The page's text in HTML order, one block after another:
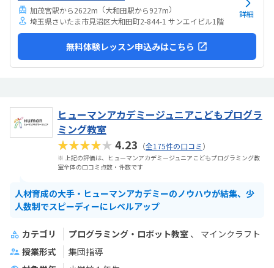
加茂宮駅から2622m （大和田駅から927m）
埼玉県さいたま市見沼区大和田町2-844-1 サンエイビル1階
詳細
無料体験レッスン申込みはこちら
ヒューマンアカデミージュニアこどもプログラ
ミング教室
★★★★★4.23 （全175件の口コミ）
※ 上記の評価は、ヒューマンアカデミージュニアこどもプログラミング教
室全体の口コミ点数・件数です
人材育成の大手・ヒューマンアカデミーのノウハウが結集、少
人数制でスピーディーにレベルアップ
カテゴリ プログラミング・ロボット教室
マインクラフト
授業形式
集団指導